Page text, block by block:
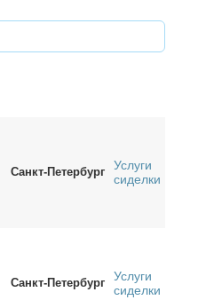
Санкт-Петербург
Услуги
сиделки
Санкт-Петербург
Услуги
сиделки